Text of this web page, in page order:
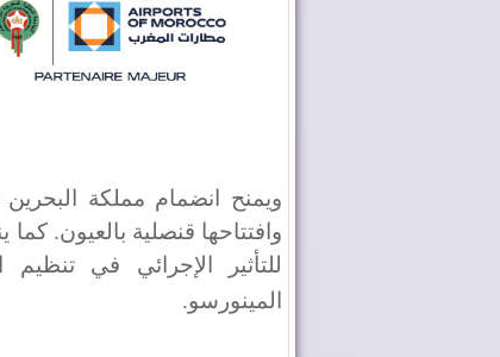
ويمنح انضمام مملكة
وافتتاحها قنصلية بالعيون.
للتأثير الإجرائي في
المينورسو.